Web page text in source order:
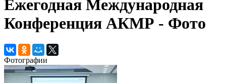
Ежегодная Международная
Конференция АКМР - Фото
Фотографии